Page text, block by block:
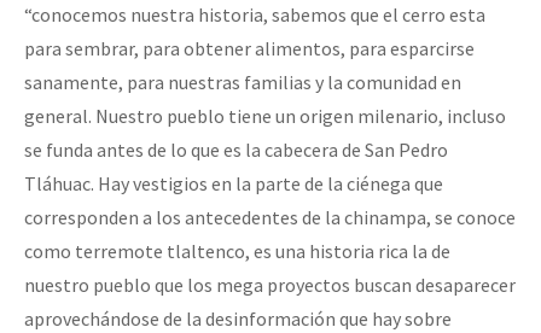
“conocemos nuestra historia, sabemos que el cerro esta
para sembrar, para obtener alimentos, para esparcirse
sanamente, para nuestras familias y la comunidad en
general. Nuestro pueblo tiene un origen milenario, incluso
se funda antes de lo que es la cabecera de San Pedro
Tláhuac. Hay vestigios en la parte de la ciénega que
corresponden a los antecedentes de la chinampa, se conoce
como terremote tlaltenco, es una historia rica la de
nuestro pueblo que los mega proyectos buscan desaparecer
aprovechándose de la desinformación que hay sobre